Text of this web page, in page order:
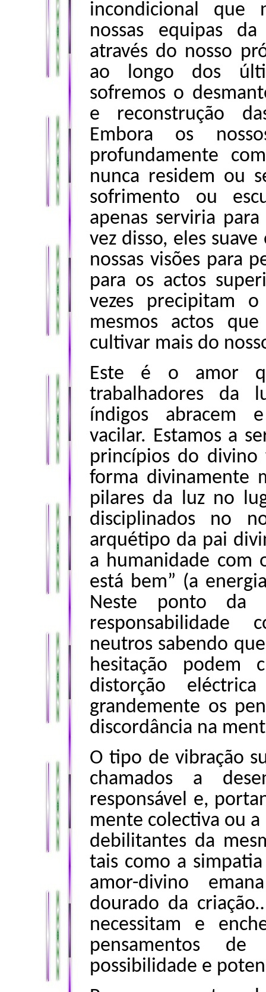
incondicional que
nossas equipas
através do nosso
ao longo dos
sofremos o
e reconstrução
Embora os
profundamente
nunca residem ou
sofrimento ou
apenas serviria
vez disso, eles
nossas visões para
para os actos
vezes precipitam
mesmos actos
cultivar mais do
Este é o amor
trabalhadores da
índigos abracem
vacilar. Estamos a
princípios do
forma divinamente
pilares da luz no
disciplinados no
arquétipo da pai
a humanidade com
está bem” (a
Neste ponto da
responsabilidade
neutros sabendo
hesitação podem
distorção
grandemente os
discordância na
O tipo de vibração
chamados a
responsável e,
mente colectiva ou
debilitantes da
tais como a
amor-divino
dourado da
necessitam e
pensamentos
possibilidade e